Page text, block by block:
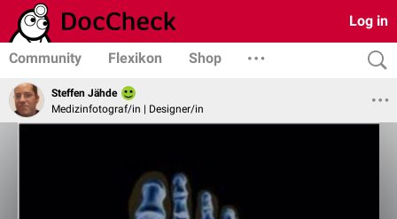
Log in
Community Flexikon Shop
Steffen Jähde
Medizinfotograf/in | Designer/in